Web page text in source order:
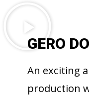
GERO
An exciting
production